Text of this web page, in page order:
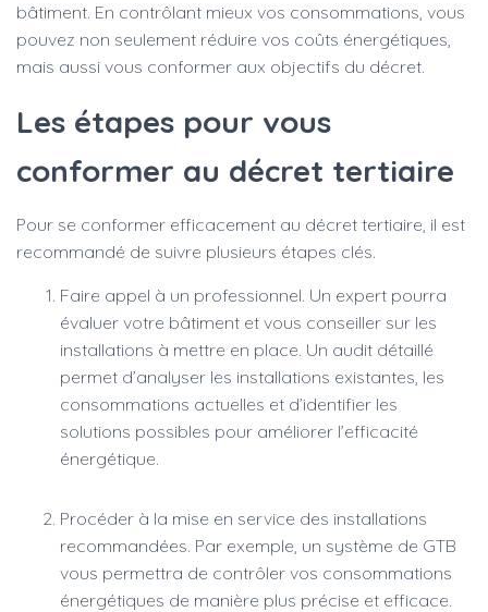
bâtiment. En contrôlant mieux vos consommations, vous
pouvez non seulement réduire vos coûts énergétiques,
mais aussi vous conformer aux objectifs du décret.
Les étapes pour vous
conformer au décret tertiaire
Pour se conformer efficacement au décret tertiaire, il est
recommandé de suivre plusieurs étapes clés.
Faire appel à un professionnel. Un expert pourra
évaluer votre bâtiment et vous conseiller sur les
installations à mettre en place. Un audit détaillé
permet d’analyser les installations existantes, les
consommations actuelles et d’identifier les
solutions possibles pour améliorer l’efficacité
énergétique.
Procéder à la mise en service des installations
recommandées. Par exemple, un système de GTB
vous permettra de contrôler vos consommations
énergétiques de manière plus précise et efficace.